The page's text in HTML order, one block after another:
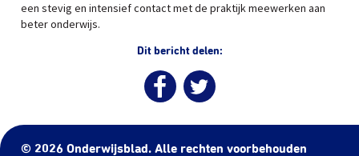
een stevig en intensief contact met de praktijk meewerken aan
beter onderwijs.
Dit bericht delen:
© 2026 Onderwijsblad. Alle rechten voorbehouden